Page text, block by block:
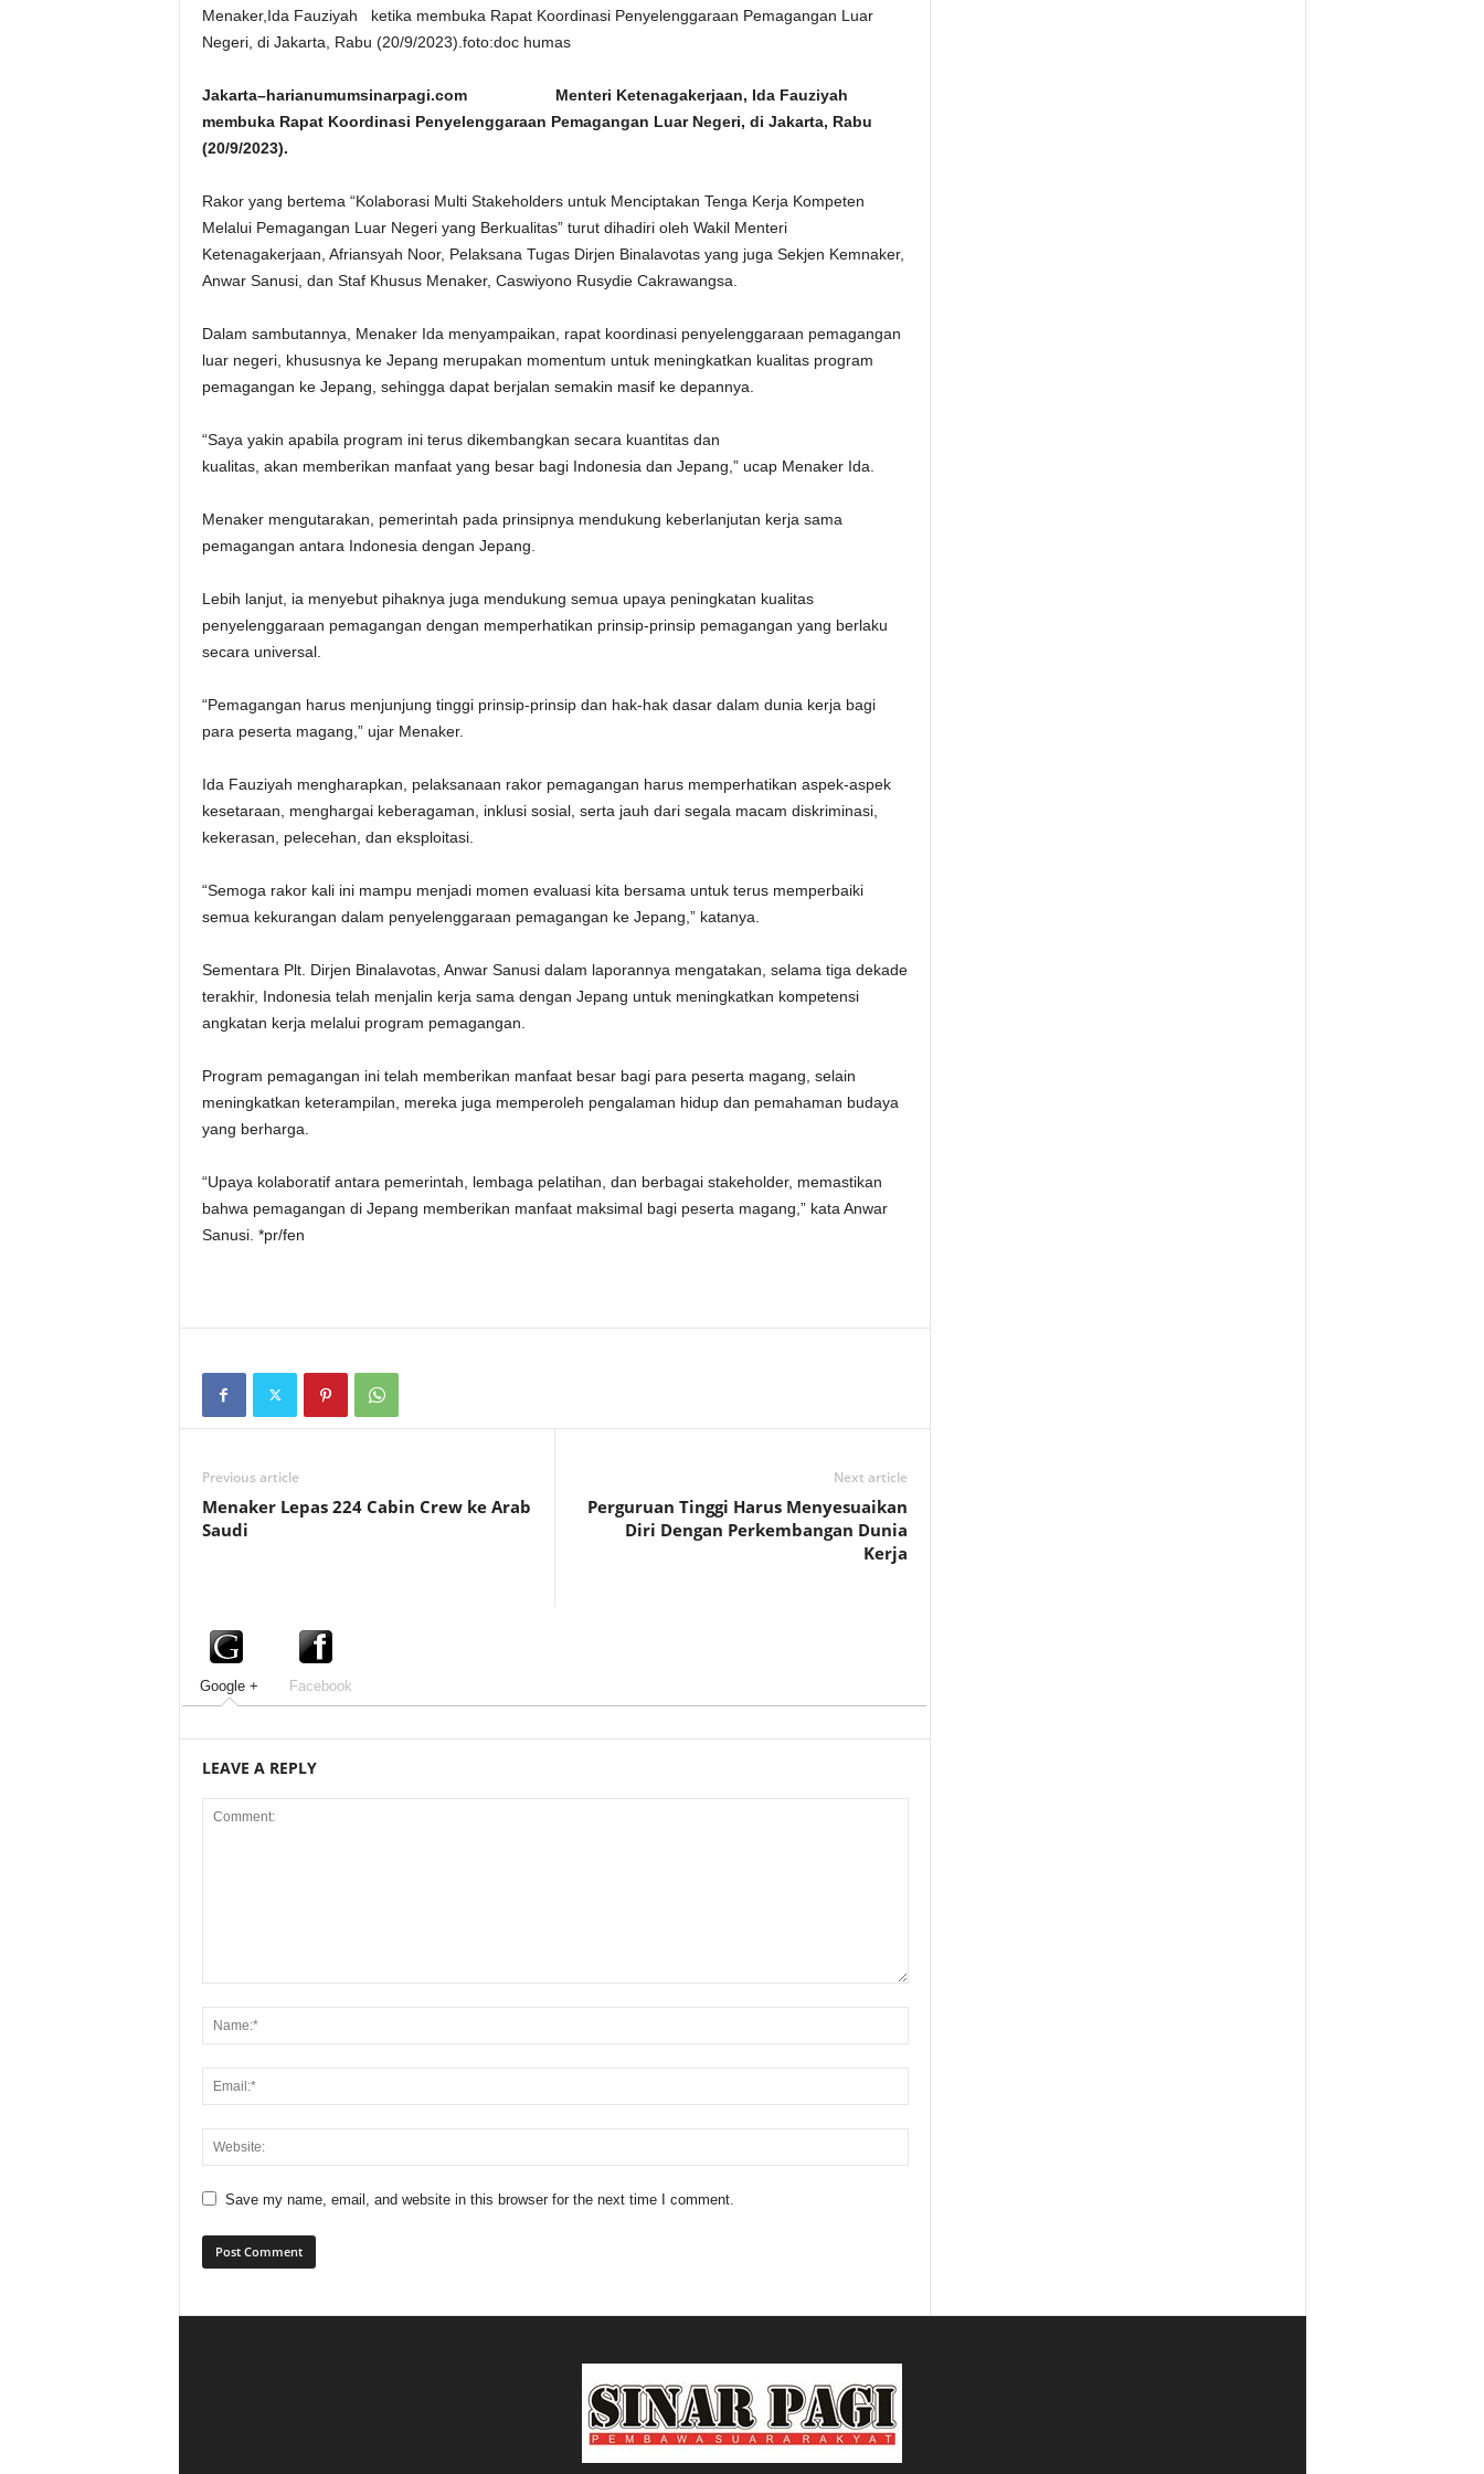
Menaker,Ida Fauziyah ketika membuka Rapat Koordinasi Penyelenggaraan Pemagangan Luar
Negeri, di Jakarta, Rabu (20/9/2023).foto:doc humas
Jakarta–harianumumsinarpagi.com Menteri Ketenagakerjaan, Ida Fauziyah
membuka Rapat Koordinasi Penyelenggaraan Pemagangan Luar Negeri, di Jakarta, Rabu
(20/9/2023).
Rakor yang bertema “Kolaborasi Multi Stakeholders untuk Menciptakan Tenga Kerja Kompeten
Melalui Pemagangan Luar Negeri yang Berkualitas” turut dihadiri oleh Wakil Menteri
Ketenagakerjaan, Afriansyah Noor, Pelaksana Tugas Dirjen Binalavotas yang juga Sekjen Kemnaker,
Anwar Sanusi, dan Staf Khusus Menaker, Caswiyono Rusydie Cakrawangsa.
Dalam sambutannya, Menaker Ida menyampaikan, rapat koordinasi penyelenggaraan pemagangan
luar negeri, khususnya ke Jepang merupakan momentum untuk meningkatkan kualitas program
pemagangan ke Jepang, sehingga dapat berjalan semakin masif ke depannya.
“Saya yakin apabila program ini terus dikembangkan secara kuantitas dan
kualitas, akan memberikan manfaat yang besar bagi Indonesia dan Jepang,” ucap Menaker Ida.
Menaker mengutarakan, pemerintah pada prinsipnya mendukung keberlanjutan kerja sama
pemagangan antara Indonesia dengan Jepang.
Lebih lanjut, ia menyebut pihaknya juga mendukung semua upaya peningkatan kualitas
penyelenggaraan pemagangan dengan memperhatikan prinsip-prinsip pemagangan yang berlaku
secara universal.
“Pemagangan harus menjunjung tinggi prinsip-prinsip dan hak-hak dasar dalam dunia kerja bagi
para peserta magang,” ujar Menaker.
Ida Fauziyah mengharapkan, pelaksanaan rakor pemagangan harus memperhatikan aspek-aspek
kesetaraan, menghargai keberagaman, inklusi sosial, serta jauh dari segala macam diskriminasi,
kekerasan, pelecehan, dan eksploitasi.
“Semoga rakor kali ini mampu menjadi momen evaluasi kita bersama untuk terus memperbaiki
semua kekurangan dalam penyelenggaraan pemagangan ke Jepang,” katanya.
Sementara Plt. Dirjen Binalavotas, Anwar Sanusi dalam laporannya mengatakan, selama tiga dekade
terakhir, Indonesia telah menjalin kerja sama dengan Jepang untuk meningkatkan kompetensi
angkatan kerja melalui program pemagangan.
Program pemagangan ini telah memberikan manfaat besar bagi para peserta magang, selain
meningkatkan keterampilan, mereka juga memperoleh pengalaman hidup dan pemahaman budaya
yang berharga.
“Upaya kolaboratif antara pemerintah, lembaga pelatihan, dan berbagai stakeholder, memastikan
bahwa pemagangan di Jepang memberikan manfaat maksimal bagi peserta magang,” kata Anwar
Sanusi. *pr/fen
Previous article
Menaker Lepas 224 Cabin Crew ke Arab
Saudi
Next article
Perguruan Tinggi Harus Menyesuaikan
Diri Dengan Perkembangan Dunia
Kerja
Google + Facebook
LEAVE A REPLY
Save my name, email, and website in this browser for the next time I comment.